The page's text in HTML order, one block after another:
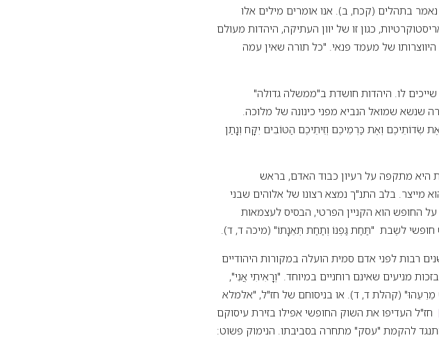
נאמר בתהלים (קכח, ב). אנו אומרים מילים אלו
כגון זו של יוון העתיקה, היהדות מעולם
של מעמד פנאי. "כל תורה שאין עמה
לו. היהדות חושדת ב"ממשלה גדולה"
שנשא שמואל הנביא מפני כינונה של מלוכה.
שְׂדוֹתֵיכֶם וְאֶת כַּרְמֵיכֶם וְזֵיתֵיכֶם הַטּוֹבִים יִקָּח וְנָתַן
היא מתקפה על רעיון כבוד האדם, בראש
בלב התנ"ך נמצא רצונו של אלוהים שבני
החופש הוא הקניין הפרטי, הבסיס לעצמאות
לשֶבת "תַּחַת גַּפְנוֹ וְתַחַת תְּאֵנָתוֹ" (מיכה ד, ד).
לפני אדם סמית הועלה במקורות היהודיים
מניעים שאינם רוחניים במיוחד. "וְרָאִיתִי אֲנִי",
(קהלת ד, ד). או בניסוחם של חז"ל, "אלמלא
חז"ל העדיפו את השוק החופשי אפילו בזירת עיסוקם
להקמת "עסק" מתחרה בסביבתו. הנימוק פשוט: